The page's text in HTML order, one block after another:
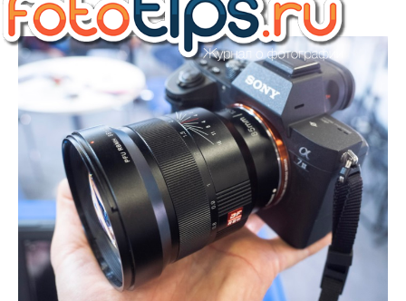
Автор: Галина Трошина - 26/09/2018